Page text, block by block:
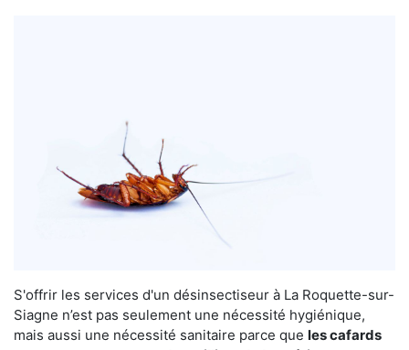
S'offrir les services d'un désinsectiseur à La Roquette-sur-
Siagne n’est pas seulement une nécessité hygiénique,
mais aussi une nécessité sanitaire parce que les cafards